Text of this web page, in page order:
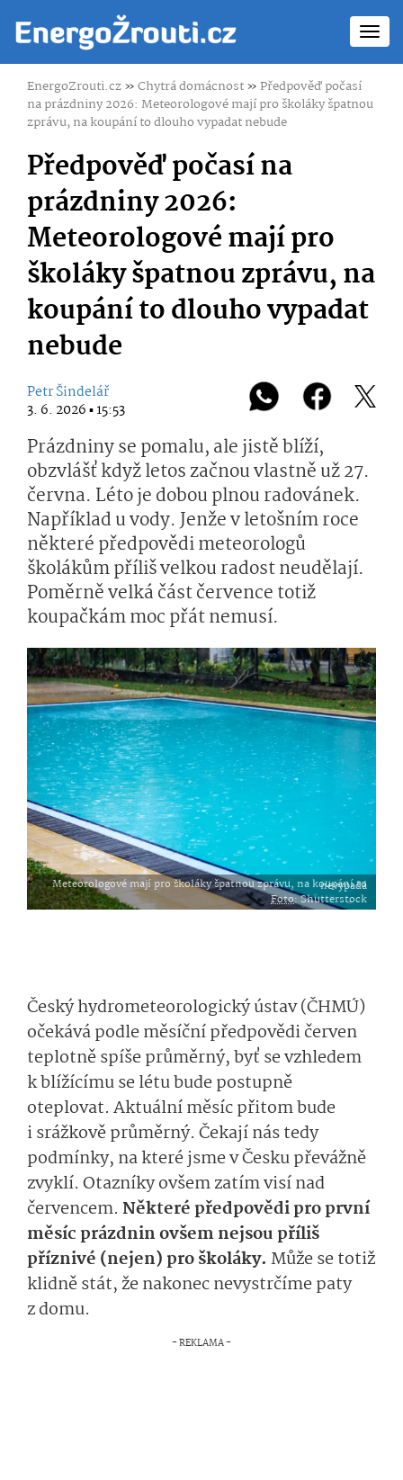
EnergoZrouti.cz»Chytrá domácnost»Předpověď počasí
na prázdniny 2026: Meteorologové mají pro školáky špatnou
zprávu, na koupání to dlouho vypadat nebude
Předpověď počasí na
prázdniny 2026:
Meteorologové mají pro
školáky špatnou zprávu, na
koupání to dlouho vypadat
nebude
Petr Šindelář
3. 6. 2026 ▪ 15:53
Prázdniny se pomalu, ale jistě blíží,
obzvlášť když letos začnou vlastně už 27.
června. Léto je dobou plnou radovánek.
Například u vody. Jenže v letošním roce
některé předpovědi meteorologů
školákům příliš velkou radost neudělají.
Poměrně velká část července totiž
koupačkám moc přát nemusí.
Meteorologové mají pro školáky špatnou zprávu, na koupání to nevypadá
Foto: Shutterstock
Český hydrometeorologický ústav (ČHMÚ)
očekává podle měsíční předpovědi červen
teplotně spíše průměrný, byť se vzhledem
k blížícímu se létu bude postupně
oteplovat. Aktuální měsíc přitom bude
i srážkově průměrný. Čekají nás tedy
podmínky, na které jsme v Česku převážně
zvyklí. Otazníky ovšem zatím visí nad
červencem. Některé předpovědi pro první
měsíc prázdnin ovšem nejsou příliš
příznivé (nejen) pro školáky. Může se totiž
klidně stát, že nakonec nevystrčíme paty
z domu.